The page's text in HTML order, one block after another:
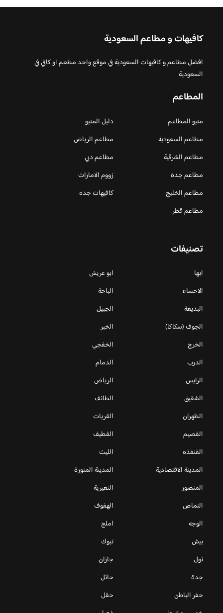
كافيهات و مطاعم السعودية
افضل مطاعم و كافيهات السعودية في موقع واحد مطعم او كافي في
السعودية
المطاعم
منيو المطاعم
دليل المنيو
مطاعم السعودية
مطاعم الرياض
مطاعم الشرقية
مطاعم دبي
مطاعم جدة
زووم الامارات
مطاعم الخليج
كافيهات جده
مطاعم قطر
تصنيفات
ابها
ابو عريش
الاحساء
الباحة
البديعة
الجبيل
الجوف (سكاكا)
الخبر
الخرج
الخفجي
الدرب
الدمام
الرايس
الرياض
الشقيق
الطائف
الظهران
القريات
القصيم
القطيف
القنفذه
الليث
المدينة الاقتصادية
المدينة المنورة
المنصور
النعيرية
النماص
الهفوف
الوجه
املج
بيش
تبوك
ثول
جازان
جدة
حائل
حفر الباطن
حقل